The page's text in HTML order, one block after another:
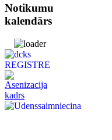
Notikumu
kalendārs